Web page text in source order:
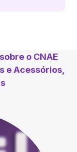
o CNAE
e Acessórios,